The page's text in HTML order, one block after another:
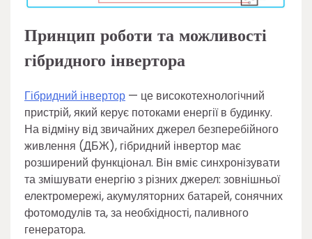
Принцип роботи та можливості
гібридного інвертора
Гібридний інвертор — це високотехнологічний
пристрій, який керує потоками енергії в будинку.
На відміну від звичайних джерел безперебійного
живлення (ДБЖ), гібридний інвертор має
розширений функціонал. Він вміє синхронізувати
та змішувати енергію з різних джерел: зовнішньої
електромережі, акумуляторних батарей, сонячних
фотомодулів та, за необхідності, паливного
генератора.